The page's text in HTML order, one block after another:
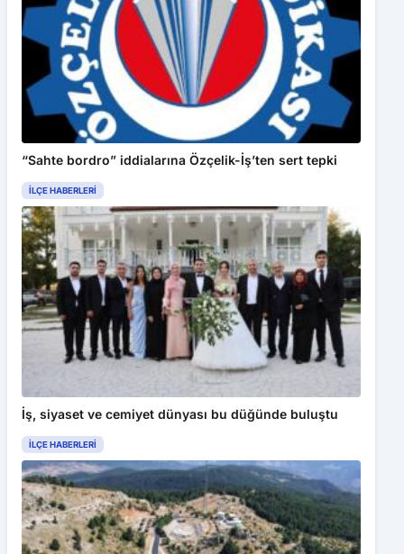
“Sahte bordro” iddialarına Özçelik-İş’ten sert tepki
İLÇE HABERLERI
İş, siyaset ve cemiyet dünyası bu düğünde buluştu
İLÇE HABERLERI